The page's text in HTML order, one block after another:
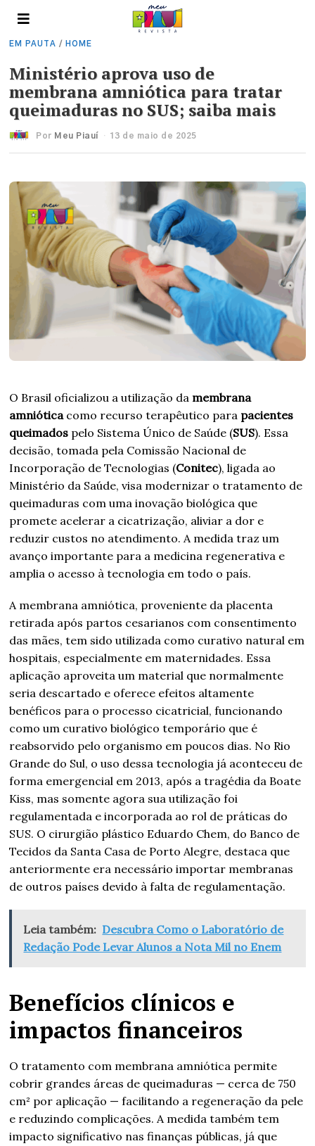
EM PAUTA / HOME
Ministério aprova uso de
membrana amniótica para tratar
queimaduras no SUS; saiba mais
Por Meu Piauí 13 de maio de 2025
O Brasil oficializou a utilização da membrana
amnióticacomo recurso terapêutico para pacientes
queimados pelo Sistema Único de Saúde (SUS). Essa
decisão, tomada pela Comissão Nacional de
Incorporação de Tecnologias (Conitec), ligada ao
Ministério da Saúde, visa modernizar o tratamento de
queimaduras com uma inovação biológica que
promete acelerar a cicatrização, aliviar a dor e
reduzir custos no atendimento. A medida traz um
avanço importante para a medicina regenerativa e
amplia o acesso à tecnologia em todo o país.
A membrana amniótica, proveniente da placenta
retirada após partos cesarianos com consentimento
das mães, tem sido utilizada como curativo natural em
hospitais, especialmente em maternidades. Essa
aplicação aproveita um material que normalmente
seria descartado e oferece efeitos altamente
benéficos para o processo cicatricial, funcionando
como um curativo biológico temporário que é
reabsorvido pelo organismo em poucos dias. No Rio
Grande do Sul, o uso dessa tecnologia já aconteceu de
forma emergencial em 2013, após a tragédia da Boate
Kiss, mas somente agora sua utilização foi
regulamentada e incorporada ao rol de práticas do
SUS. O cirurgião plástico Eduardo Chem, do Banco de
Tecidos da Santa Casa de Porto Alegre, destaca que
anteriormente era necessário importar membranas
de outros países devido à falta de regulamentação.
Leia também: Descubra Como o Laboratório de
Redação Pode Levar Alunos a Nota Mil no Enem
Benefícios clínicos e
impactos financeiros
O tratamento com membrana amniótica permite
cobrir grandes áreas de queimaduras — cerca de 750
cm² por aplicação — facilitando a regeneração da pele
e reduzindo complicações. A medida também tem
impacto significativo nas finanças públicas, já que